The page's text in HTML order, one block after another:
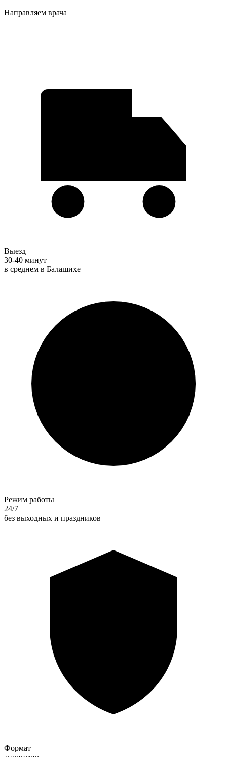
Направляем врача
Выезд
30-40 минут
в среднем в Балашихе
Режим работы
24/7
без выходных и праздников
Формат